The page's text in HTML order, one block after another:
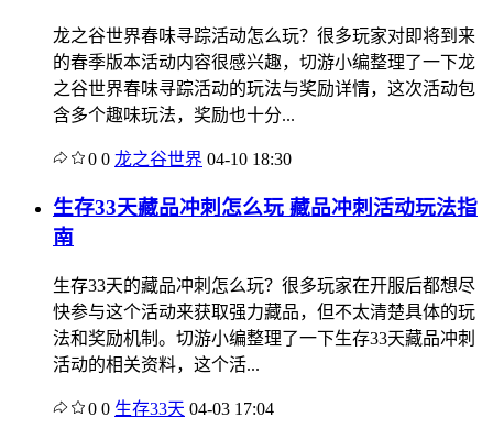
龙之谷世界春味寻踪活动怎么玩？很多玩家对即将到来
的春季版本活动内容很感兴趣，切游小编整理了一下龙
之谷世界春味寻踪活动的玩法与奖励详情，这次活动包
含多个趣味玩法，奖励也十分...
0 0 龙之谷世界 04-10 18:30
生存33天藏品冲刺怎么玩 藏品冲刺活动玩法指
南
生存33天的藏品冲刺怎么玩？很多玩家在开服后都想尽
快参与这个活动来获取强力藏品，但不太清楚具体的玩
法和奖励机制。切游小编整理了一下生存33天藏品冲刺
活动的相关资料，这个活...
0 0 生存33天 04-03 17:04